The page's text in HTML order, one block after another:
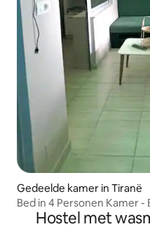
Gedeelde kamer in Tiranë
Bed in 4 Personen Kamer
Hostel met